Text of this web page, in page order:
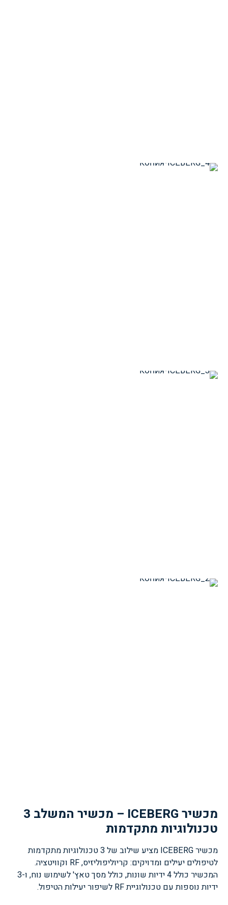
מכשיר ICEBERG – מכשיר המשלב 3
טכנולוגיות מתקדמות
מכשיר ICEBERG מציע שילוב של 3 טכנולוגיות מתקדמות
לטיפולים יעילים ומדויקים: קריוליפוליזיס, RF וקוויטציה.
המכשיר כולל 4 ידיות שונות, כולל מסך טאץ' לשימוש נוח, ו-3
ידיות נוספות עם טכנולוגיית RF לשיפור יעילות הטיפול.